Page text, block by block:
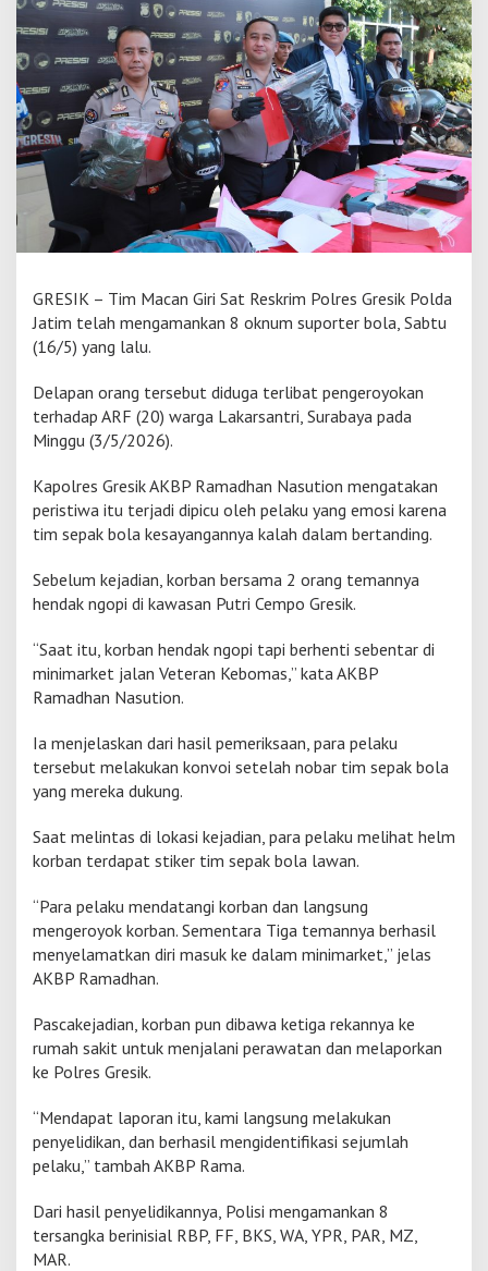
o
l
r
e
s
G
r
e
s
i
A
m
n
k
a
n
O
k
n
u
S
u
p
o
t
e
e
r
l
b
a
t
P
n
g
o
y
o
k
GRESIK – Tim Macan Giri Sat Reskrim Polres Gresik Polda
Jatim telah mengamankan 8 oknum suporter bola, Sabtu
(16/5) yang lalu.
Delapan orang tersebut diduga terlibat pengeroyokan
terhadap ARF (20) warga Lakarsantri, Surabaya pada
Minggu (3/5/2026).
Kapolres Gresik AKBP Ramadhan Nasution mengatakan
peristiwa itu terjadi dipicu oleh pelaku yang emosi karena
tim sepak bola kesayangannya kalah dalam bertanding.
Sebelum kejadian, korban bersama 2 orang temannya
hendak ngopi di kawasan Putri Cempo Gresik.
“Saat itu, korban hendak ngopi tapi berhenti sebentar di
minimarket jalan Veteran Kebomas,” kata AKBP
Ramadhan Nasution.
Ia menjelaskan dari hasil pemeriksaan, para pelaku
tersebut melakukan konvoi setelah nobar tim sepak bola
yang mereka dukung.
Saat melintas di lokasi kejadian, para pelaku melihat helm
korban terdapat stiker tim sepak bola lawan.
“Para pelaku mendatangi korban dan langsung
mengeroyok korban. Sementara Tiga temannya berhasil
menyelamatkan diri masuk ke dalam minimarket,” jelas
AKBP Ramadhan.
Pascakejadian, korban pun dibawa ketiga rekannya ke
rumah sakit untuk menjalani perawatan dan melaporkan
ke Polres Gresik.
“Mendapat laporan itu, kami langsung melakukan
penyelidikan, dan berhasil mengidentifikasi sejumlah
pelaku,” tambah AKBP Rama.
Dari hasil penyelidikannya, Polisi mengamankan 8
tersangka berinisial RBP, FF, BKS, WA, YPR, PAR, MZ,
MAR.